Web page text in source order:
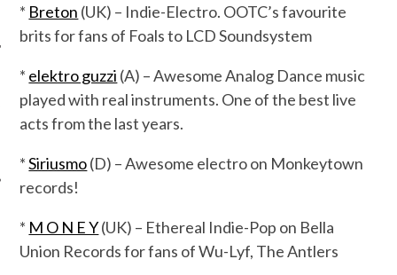
SOCIAUX
* Breton (UK) – Indie-Electro. OOTC’s favourite
brits for fans of Foals to LCD Soundsystem
* elektro guzzi (A) – Awesome Analog Dance music
played with real instruments. One of the best live
acts from the last years.
*Siriusmo(D) – Awesome electro on Monkeytown
records!
* M O N E Y(UK) – Ethereal Indie-Pop on Bella
Union Records for fans of Wu-Lyf, The Antlers